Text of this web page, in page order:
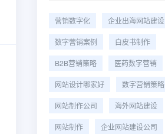
营销数字化 企业出海网站建设
数字营销案例 白皮书制作
B2B营销策略 医药数字营销
网站设计哪家好 数字营销策略
网站制作公司 海外网站建设
网站制作 企业网站建设公司